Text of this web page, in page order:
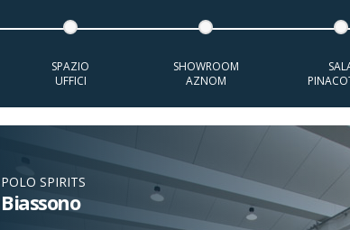
SPAZIO
UFFICI
SHOWROOM
AZNOM
POLO SPIRITS
Biassono